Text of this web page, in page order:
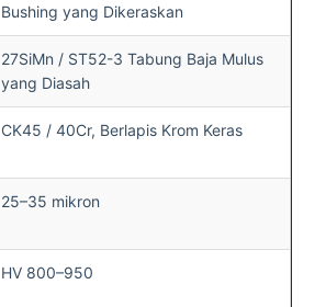
Bushing yang Dikeraskan
27SiMn / ST52-3 Tabung Baja Mulus
yang Diasah
CK45 / 40Cr, Berlapis Krom Keras
25–35 mikron
HV 800–950